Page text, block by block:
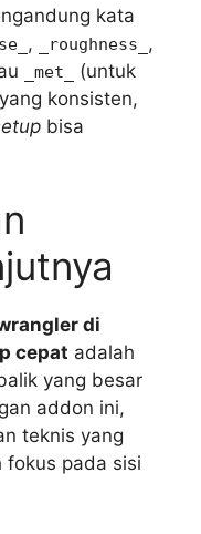
kata
, _roughness_ ,
_met_
(untuk
konsisten,
bisa
di
cepat adalah
yang besar
addon ini,
teknis yang
fokus pada sisi